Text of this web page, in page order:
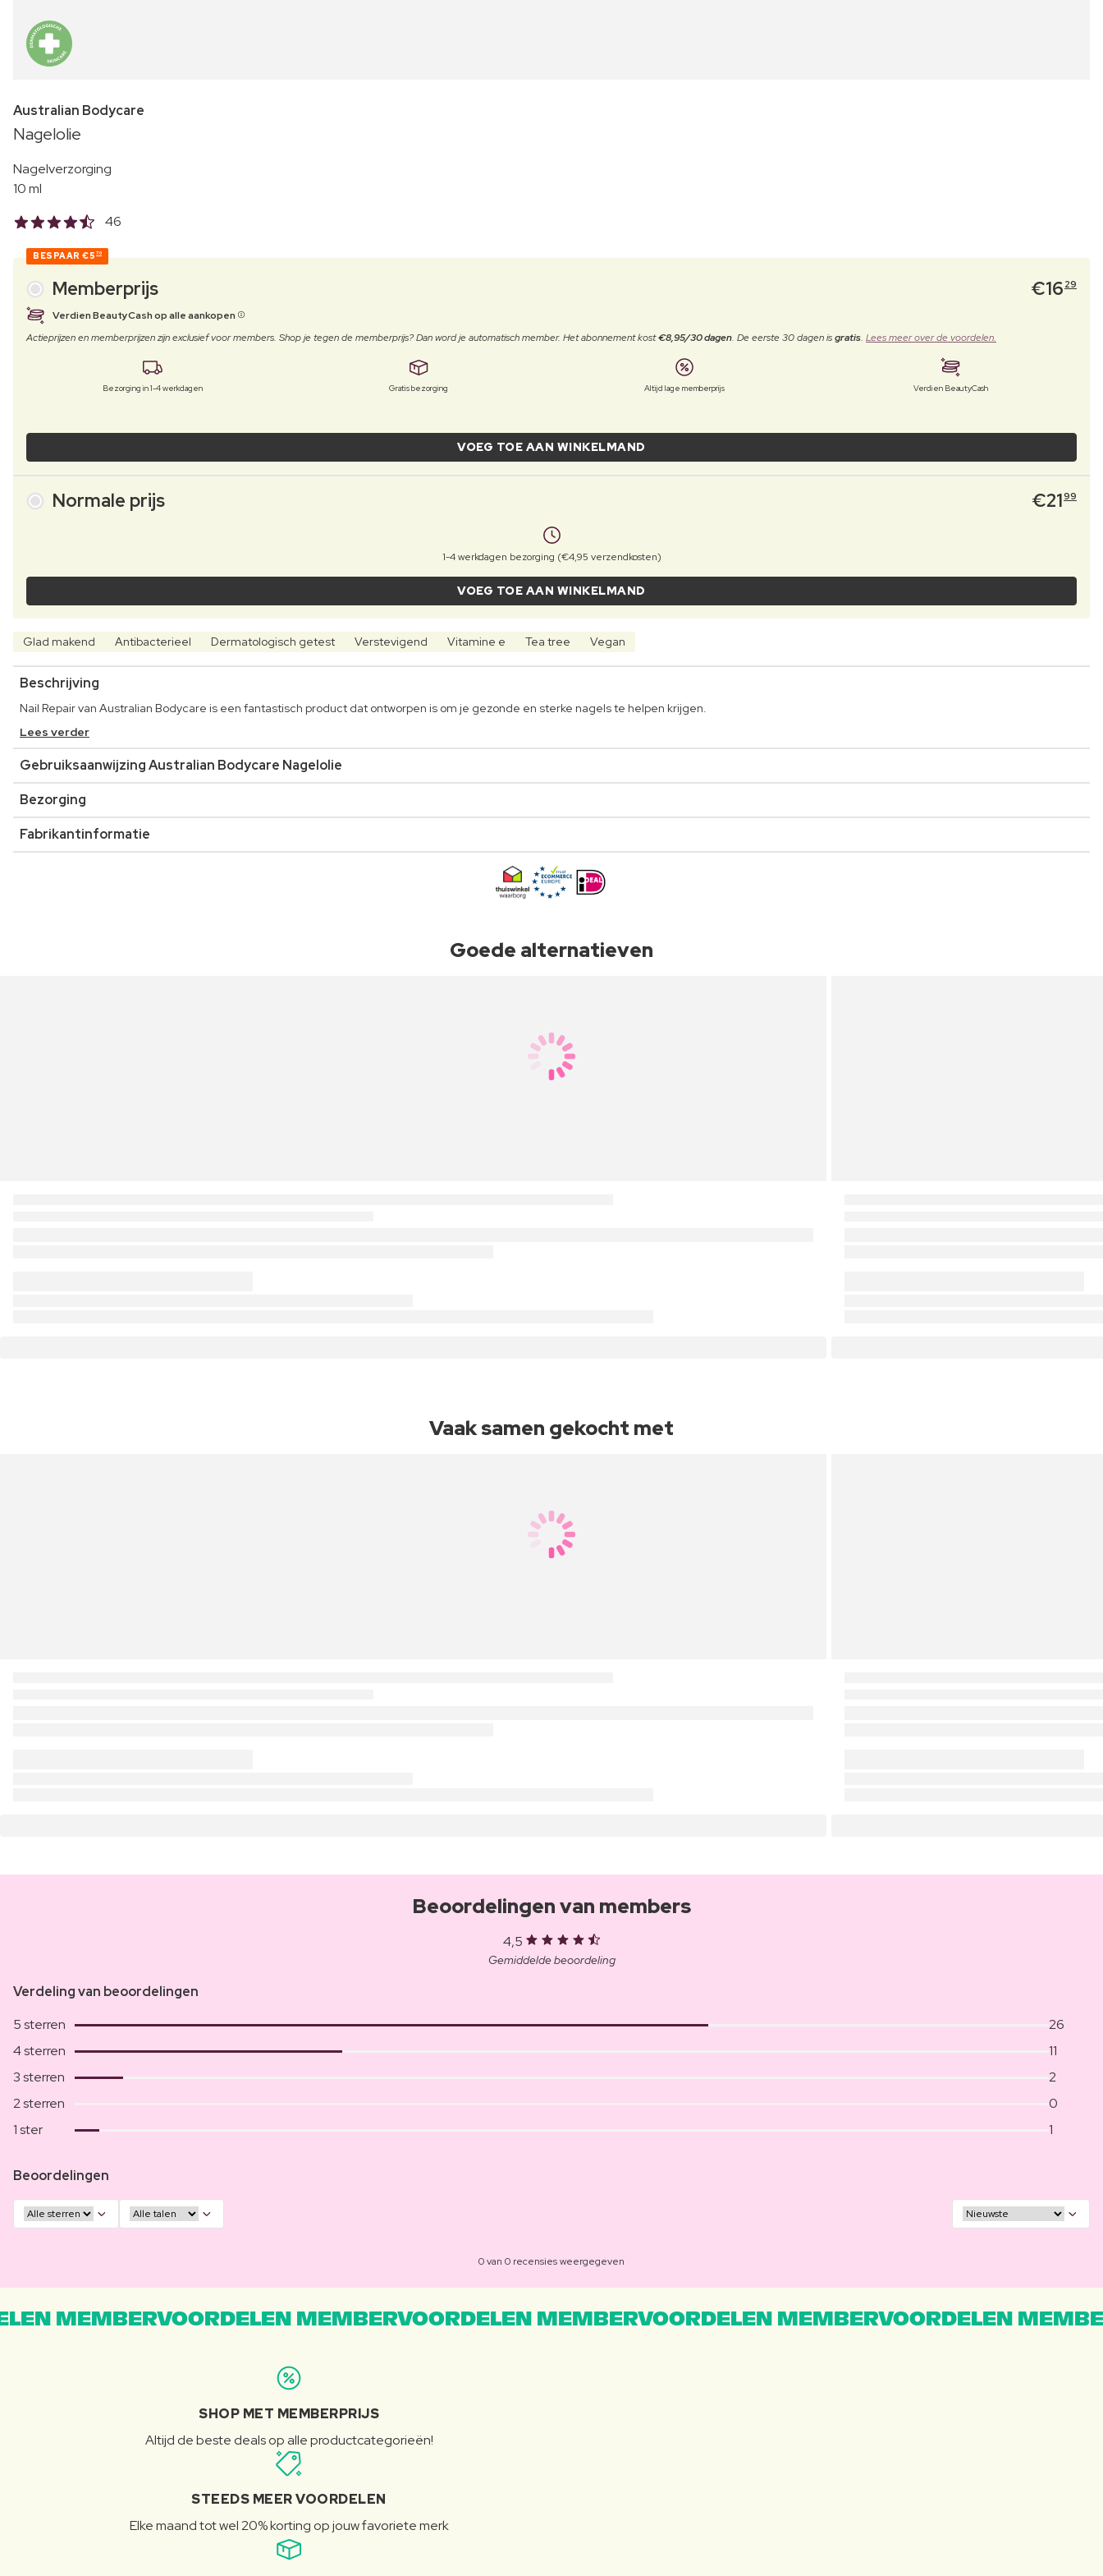
Australian Bodycare
Nagelolie
Nagelverzorging
10 ml
46
BESPAAR €5 70
Memberprijs €16 29
Verdien BeautyCash op alle aankopen
Actieprijzen en memberprijzen zijn exclusief voor members. Shop je tegen de memberprijs? Dan word je automatisch member. Het abonnement kost€8,95/30 dagen. De eerste 30 dagen isgratis. Lees meer over de voordelen.
Bezorging in 1-4 werkdagen Gratis bezorging Altijd lage memberprijs Verdien BeautyCash
VOEG TOE AAN WINKELMAND
Normale prijs €2199
1-4 werkdagen bezorging (€4,95 verzendkosten)
VOEG TOE AAN WINKELMAND
Glad makend Antibacterieel Dermatologisch getest Verstevigend Vitamine e Tea tree Vegan
Beschrijving
Nail Repair van Australian Bodycare is een fantastisch product dat ontworpen is om je gezonde en sterke nagels te helpen krijgen.
Lees verder
Gebruiksaanwijzing Australian Bodycare Nagelolie
Bezorging
Fabrikantinformatie
Goede alternatieven
Vaak samen gekocht met
Beoordelingen van members
4,5
Gemiddelde beoordeling
Verdeling van beoordelingen
5 sterren
26
4 sterren
11
3 sterren
2
2 sterren
0
1 ster
1
Beoordelingen
0 van 0 recensies weergegeven
MEMBERVOORDELEN MEMBERVOORDELEN MEMBERVOORDELEN MEMBERVOORDELEN
SHOP MET MEMBERPRIJS
Altijd de beste deals op alle productcategorieën!
STEEDS MEER VOORDELEN
Elke maand tot wel 20% korting op jouw favoriete merk